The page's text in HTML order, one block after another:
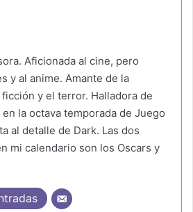
Aficionada al cine, pero
y al anime. Amante de la
y el terror. Halladora de
la octava temporada de Juego
al detalle de Dark. Las dos
mi calendario son los Oscars y